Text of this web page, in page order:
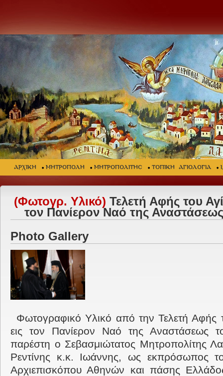
ΑΡΧΙΚΗ ΜΗΤΡΟΠΟΛΗ ΜΗΤΡΟΠΟΛΙΤΗΣ ΤΟΠΙΚΗ ΑΓΙΟΛΟΓΙΑ
(Φωτογρ. Υλικό) Τελετή Αφής του
τον Πανίερον Ναό της
Photo Gallery
Φωτογραφικό Υλικό από την Τελετή Αφής
εις τον Πανίερον Ναό της Αναστάσεως
παρέστη ο Σεβασμιώτατος Μητροπολίτης
Ρεντίνης κ.κ. Ιωάννης, ως εκπρόσωπος
Αρχιεπισκόπου Αθηνών και πάσης